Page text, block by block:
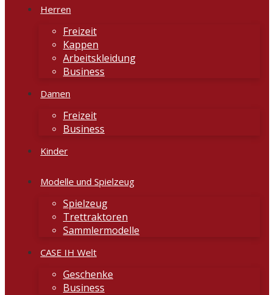
Herren
Freizeit
Kappen
Arbeitskleidung
Business
Damen
Freizeit
Business
Kinder
Modelle und Spielzeug
Spielzeug
Trettraktoren
Sammlermodelle
CASE IH Welt
Geschenke
Business